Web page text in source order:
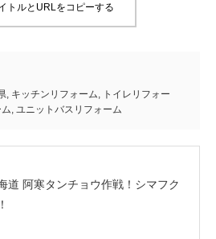
トルとURLをコピーする
, キッチンリフォーム, トイレリフォー
, ユニットバスリフォーム
道 阿寒タンチョウ作戦！シマフク